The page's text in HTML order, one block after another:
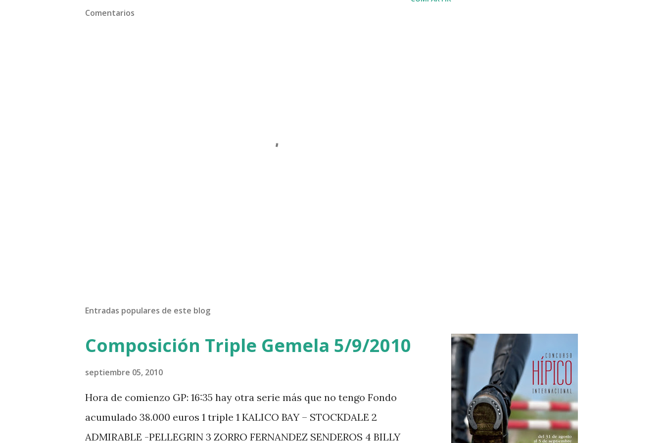
Comentarios
Entradas populares de este blog
Composición Triple Gemela 5/9/2010
septiembre 05, 2010
Hora de comienzo GP: 16:35 hay otra serie más que no tengo Fondo
acumulado 38.000 euros 1 triple 1 KALICO BAY – STOCKDALE 2
ADMIRABLE -PELLEGRIN 3 ZORRO FERNANDEZ SENDEROS 4 BILLY